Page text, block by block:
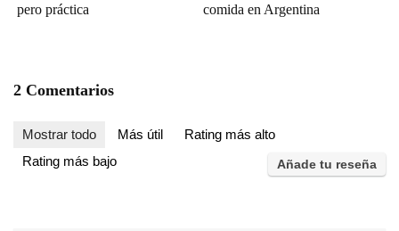
pero práctica comida en Argentina
2 Comentarios
Mostrar todo Más útil
Rating más alto
Rating más bajo
Añade tu reseña